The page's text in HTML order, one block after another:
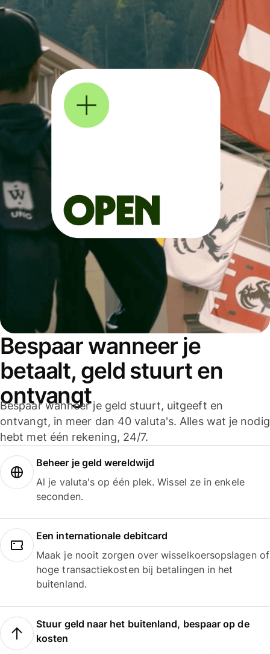
Bespaar wanneer je
betaalt, geld stuurt en
ontvangt
Bespaar wanneer je geld stuurt, uitgeeft en
ontvangt, in meer dan 40 valuta's. Alles wat je nodig
hebt met één rekening, 24/7.
Beheer je geld wereldwijd
Al je valuta's op één plek. Wissel ze in enkele
seconden.
Een internationale debitcard
Maak je nooit zorgen over wisselkoersopslagen of
hoge transactiekosten bij betalingen in het
buitenland.
Stuur geld naar het buitenland, bespaar op de
kosten